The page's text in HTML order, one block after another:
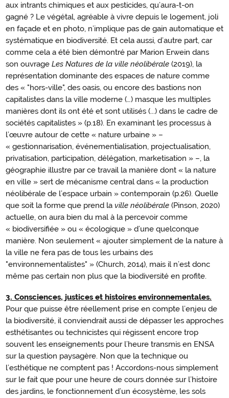
aux intrants chimiques et aux pesticides, qu’aura-t-on
gagné ? Le végétal, agréable à vivre depuis le logement, joli
en façade et en photo, n’implique pas de gain automatique et
systématique en biodiversité. Et cela aussi, d’autre part, car
comme cela a été bien démontré par Marion Erwein dans
son ouvrage Les Natures de la ville néolibérale (2019), la
représentation dominante des espaces de nature comme
des « "hors-ville", des oasis, ou encore des bastions non
capitalistes dans la ville moderne (…) masque les multiples
manières dont ils ont été et sont utilisés (...) dans le cadre de
sociétés capitalistes » (p.18). En examinant les processus à
l’œuvre autour de cette « nature urbaine » –
« gestionnarisation, événementialisation, projectualisation,
privatisation, participation, délégation, marketisation » –, la
géographie illustre par ce travail la manière dont « la nature
en ville » sert de mécanisme central dans « la production
néolibérale de l’espace urbain » contemporain (p.26). Quelle
que soit la forme que prend la ville néolibérale (Pinson, 2020)
actuelle, on aura bien du mal à la percevoir comme
« biodiversifiée » ou « écologique » d’une quelconque
manière. Non seulement « ajouter simplement de la nature à
la ville ne fera pas de tous les urbains des
"environnementalistes" » (Church, 2014), mais il n’est donc
même pas certain non plus que la biodiversité en profite.
Consciences,
justices
et
histoires
environnementale
3. Consciences, justices et histoires environnementales.
Pour que puisse être réellement prise en compte l’enjeu de
la biodiversité, il conviendrait aussi de dépasser les approches
esthétisantes ou technicistes qui régissent encore trop
souvent les enseignements pour l’heure transmis en ENSA
sur la question paysagère. Non que la technique ou
l’esthétique ne comptent pas ! Accordons-nous simplement
sur le fait que pour une heure de cours donnée sur l’histoire
des jardins, le fonctionnement d’un écosystème, les sols